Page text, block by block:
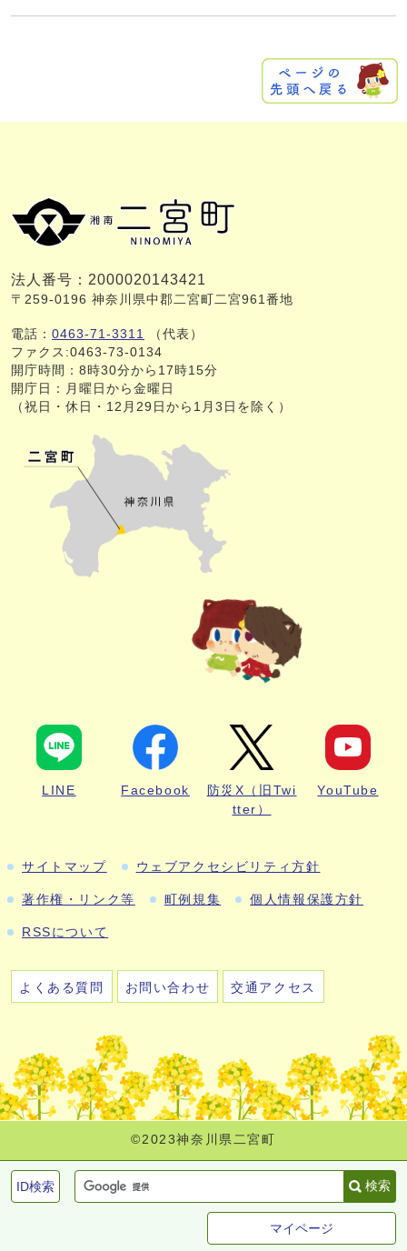
ID検索 検索
マイページ
法人番号：2000020143421
〒259-0196 神奈川県中郡二宮町二宮961番地
電話： 0463-71-3311
（代表）
ファクス:0463-73-0134
開庁時間：8時30分から17時15分
開庁日：月曜日から金曜日
（祝日・休日・12月29日から1月3日を除く）
LINE Facebook
防災X（旧Twi
tter）
YouTube
サイトマップ ウェブアクセシビリティ方針
著作権・リンク等 町例規集 個人情報保護方針
RSSについて
よくある質問 お問い合わせ 交通アクセス
©2023神奈川県二宮町